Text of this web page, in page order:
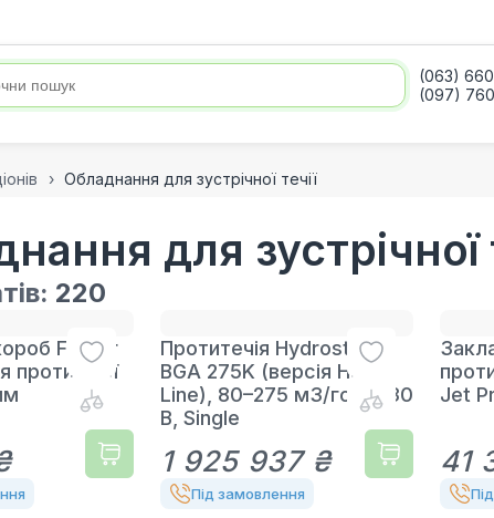
(063)
(097)
Обладнання для зустрічної течії
для зустрічної
220
FitStar
протитечії
Протитечія Hydrostar
BGA 275K (версія High
Line), 80–275 м3/год, 230
В, Single
1 925 937 ₴
Під замовлення
Jet
41